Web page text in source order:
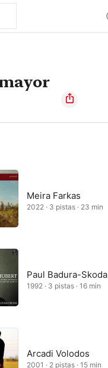
Meira Farkas
2022 · 3 pistas · 23 min
Paul Badura-Skoda
1992 · 3 pistas · 16 min
Arcadi Volodos
2001 · 2 pistas · 15 min